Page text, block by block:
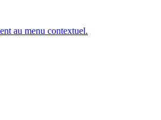
au menu contextuel.